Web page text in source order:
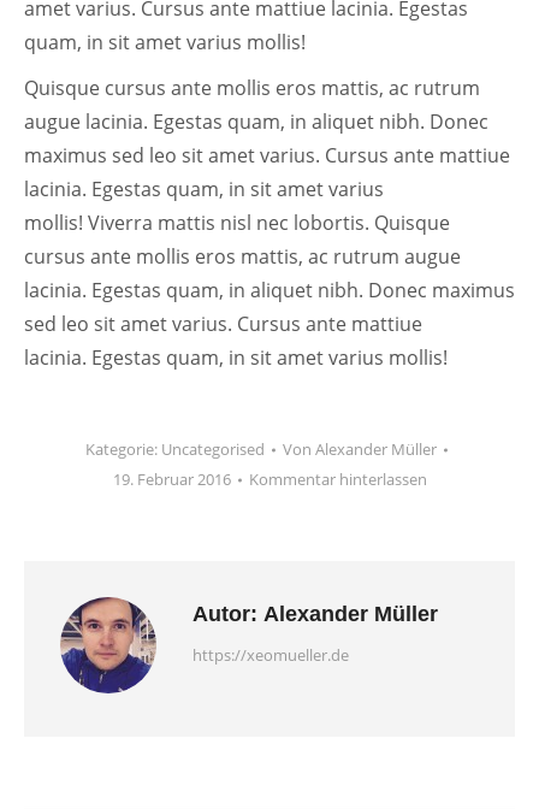
amet varius. Cursus ante mattiue lacinia. Egestas
quam, in sit amet varius mollis!
Quisque cursus ante mollis eros mattis, ac rutrum
augue lacinia. Egestas quam, in aliquet nibh. Donec
maximus sed leo sit amet varius. Cursus ante mattiue
lacinia. Egestas quam, in sit amet varius
mollis! Viverra mattis nisl nec lobortis. Quisque
cursus ante mollis eros mattis, ac rutrum augue
lacinia. Egestas quam, in aliquet nibh. Donec maximus
sed leo sit amet varius. Cursus ante mattiue
lacinia. Egestas quam, in sit amet varius mollis!
Kategorie: Uncategorised Von Alexander Müller
19. Februar 2016
Kommentar hinterlassen
Autor: Alexander Müller
https://xeomueller.de